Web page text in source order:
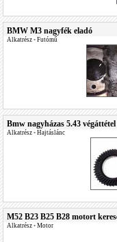
BMW M3 nagyfék eladó
Alkatrész • Futómű
Bmw nagyházas 5.43
Alkatrész • Hajtáslánc
M52 B23 B25 B28 motort
Alkatrész • Motor